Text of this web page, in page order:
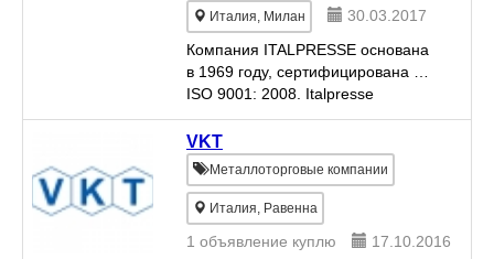
Италия, Милан
30.03.2017
Компания ITALPRESSE основана
в 1969 году, сертифицирована EN
ISO 9001: 2008. Italpresse
производит гидравлические
машины высокого давления и
автоматические рабочие острова
для процесса литья легких сп...
VKT
Металлоторговые компании
Италия, Равенна
1 объявление куплю
17.10.2016